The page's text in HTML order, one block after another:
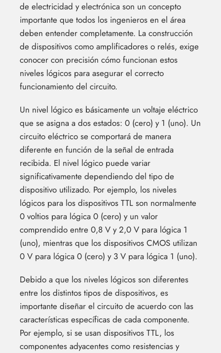
de electricidad y electrónica son un concepto
importante que todos los ingenieros en el área
deben entender completamente. La construcción
de dispositivos como amplificadores o relés, exige
conocer con precisión cómo funcionan estos
niveles lógicos para asegurar el correcto
funcionamiento del circuito.
Un nivel lógico es básicamente un voltaje eléctrico
que se asigna a dos estados: 0 (cero) y 1 (uno). Un
circuito eléctrico se comportará de manera
diferente en función de la señal de entrada
recibida. El nivel lógico puede variar
significativamente dependiendo del tipo de
dispositivo utilizado. Por ejemplo, los niveles
lógicos para los dispositivos TTL son normalmente
0 voltios para lógica 0 (cero) y un valor
comprendido entre 0,8 V y 2,0 V para lógica 1
(uno), mientras que los dispositivos CMOS utilizan
0 V para lógica 0 (cero) y 3 V para lógica 1 (uno).
Debido a que los niveles lógicos son diferentes
entre los distintos tipos de dispositivos, es
importante diseñar el circuito de acuerdo con las
características específicas de cada componente.
Por ejemplo, si se usan dispositivos TTL, los
componentes adyacentes como resistencias y